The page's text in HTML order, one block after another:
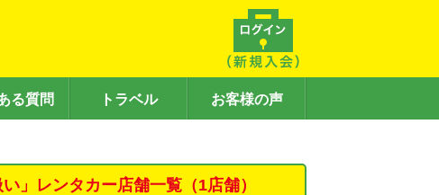
る質問 トラベル お客様の声
」レンタカー店舗一覧（1店舗）